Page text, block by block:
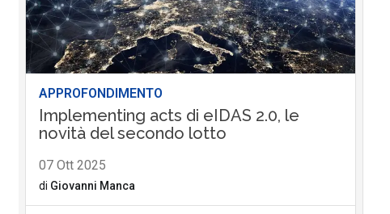
APPROFONDIMENTO
Implementing acts di eIDAS 2.0, le
novità del secondo lotto
07 Ott 2025
di Giovanni Manca